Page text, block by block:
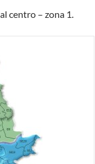
centro – zona 1.